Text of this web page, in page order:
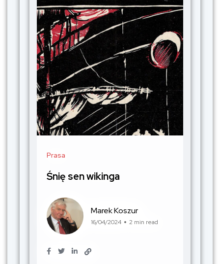
Prasa
Śnię sen wikinga
Marek Koszur
16/04/2024 2 min read